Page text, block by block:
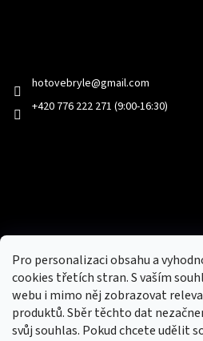
Pro personalizaci obsahu a
cookies třetích stran. S vaším
webu i mimo něj zobrazovat
produktů. Sběr těchto dat
svůj souhlas. Pokud chcete udělit
hotovebryle@gmail.com
+420 776 222 271 (9:00-16:30)